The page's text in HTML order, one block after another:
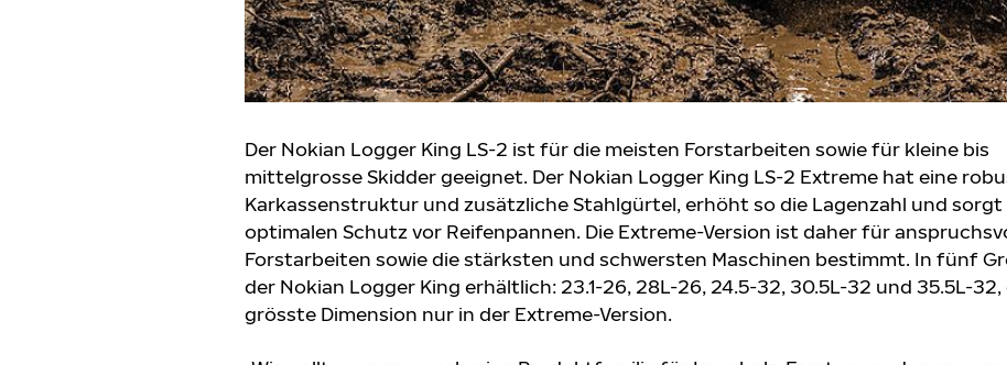
Der Nokian Logger King LS-2 ist für die meisten Forstarbeiten sowie für kleine bis
mittelgrosse Skidder geeignet. Der Nokian Logger King LS-2 Extreme hat eine
Karkassenstruktur und zusätzliche Stahlgürtel, erhöht so die Lagenzahl und
optimalen Schutz vor Reifenpannen. Die Extreme-Version ist daher für
Forstarbeiten sowie die stärksten und schwersten Maschinen bestimmt. In fünf
der Nokian Logger King erhältlich: 23.1-26, 28L-26, 24.5-32, 30.5L-32 und 35.5L-32,
grösste Dimension nur in der Extreme-Version.